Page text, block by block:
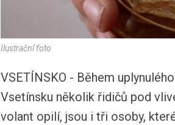
Ilustrační foto
VSETÍNSKO - Během
Vsetínsku několik řidičů pod
volant opilí, jsou i tři osoby,